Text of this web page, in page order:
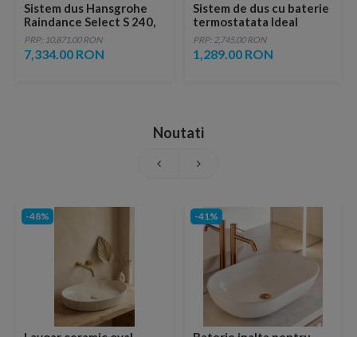
Sistem dus Hansgrohe
Raindance Select S 240,
baterie termostatata,
bronz periat
PRP: 10,871.00 RON
7,334.00 RON
Sistem de dus cu baterie
termostatata Ideal
Standard Alu+ negru mat
aluminiu
PRP: 2,745.00 RON
1,289.00 RON
Noutati
-48% -41%